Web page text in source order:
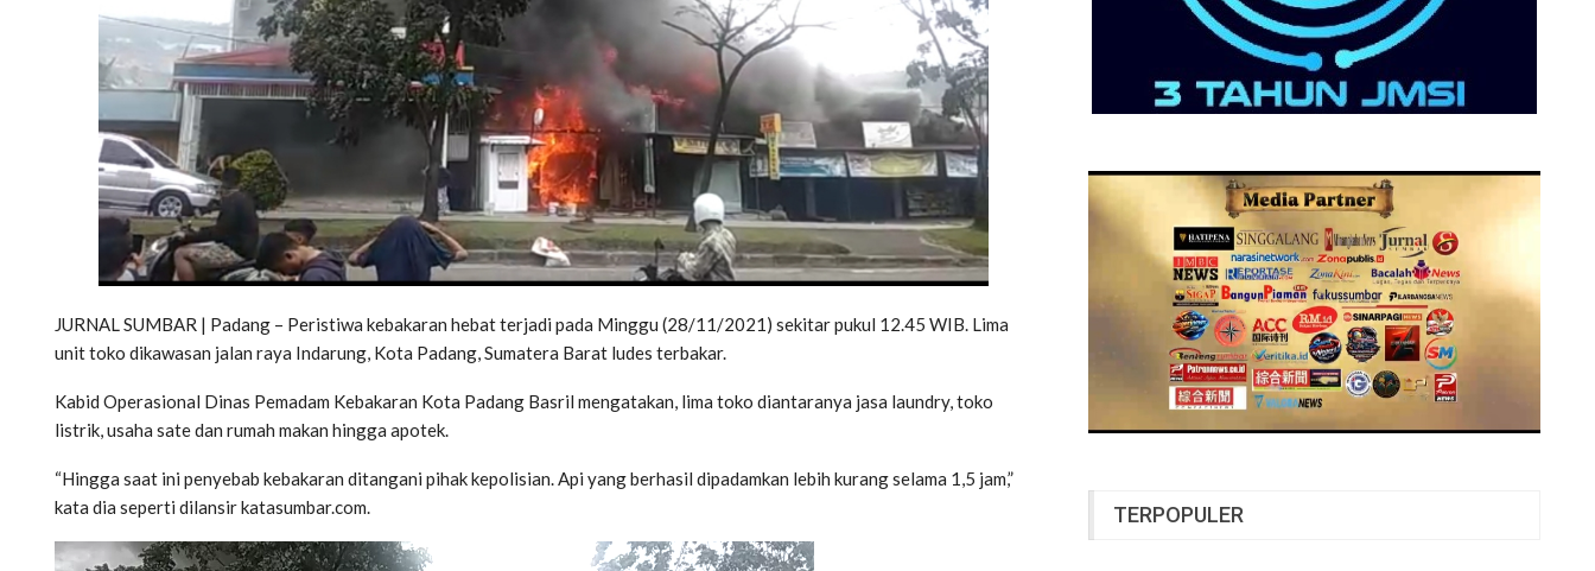
JURNAL SUMBAR | Padang – Peristiwa kebakaran hebat terjadi pada Minggu (28/11/2021) sekitar pukul 12.45 WIB. Lima
unit toko dikawasan jalan raya Indarung, Kota Padang, Sumatera Barat ludes terbakar.
Kabid Operasional Dinas Pemadam Kebakaran Kota Padang Basril mengatakan, lima toko diantaranya jasa laundry, toko
listrik, usaha sate dan rumah makan hingga apotek.
“Hingga saat ini penyebab kebakaran ditangani pihak kepolisian. Api yang berhasil dipadamkan lebih kurang selama 1,5 jam,”
kata dia seperti dilansir katasumbar.com.
Pemutar
TERPOPULER